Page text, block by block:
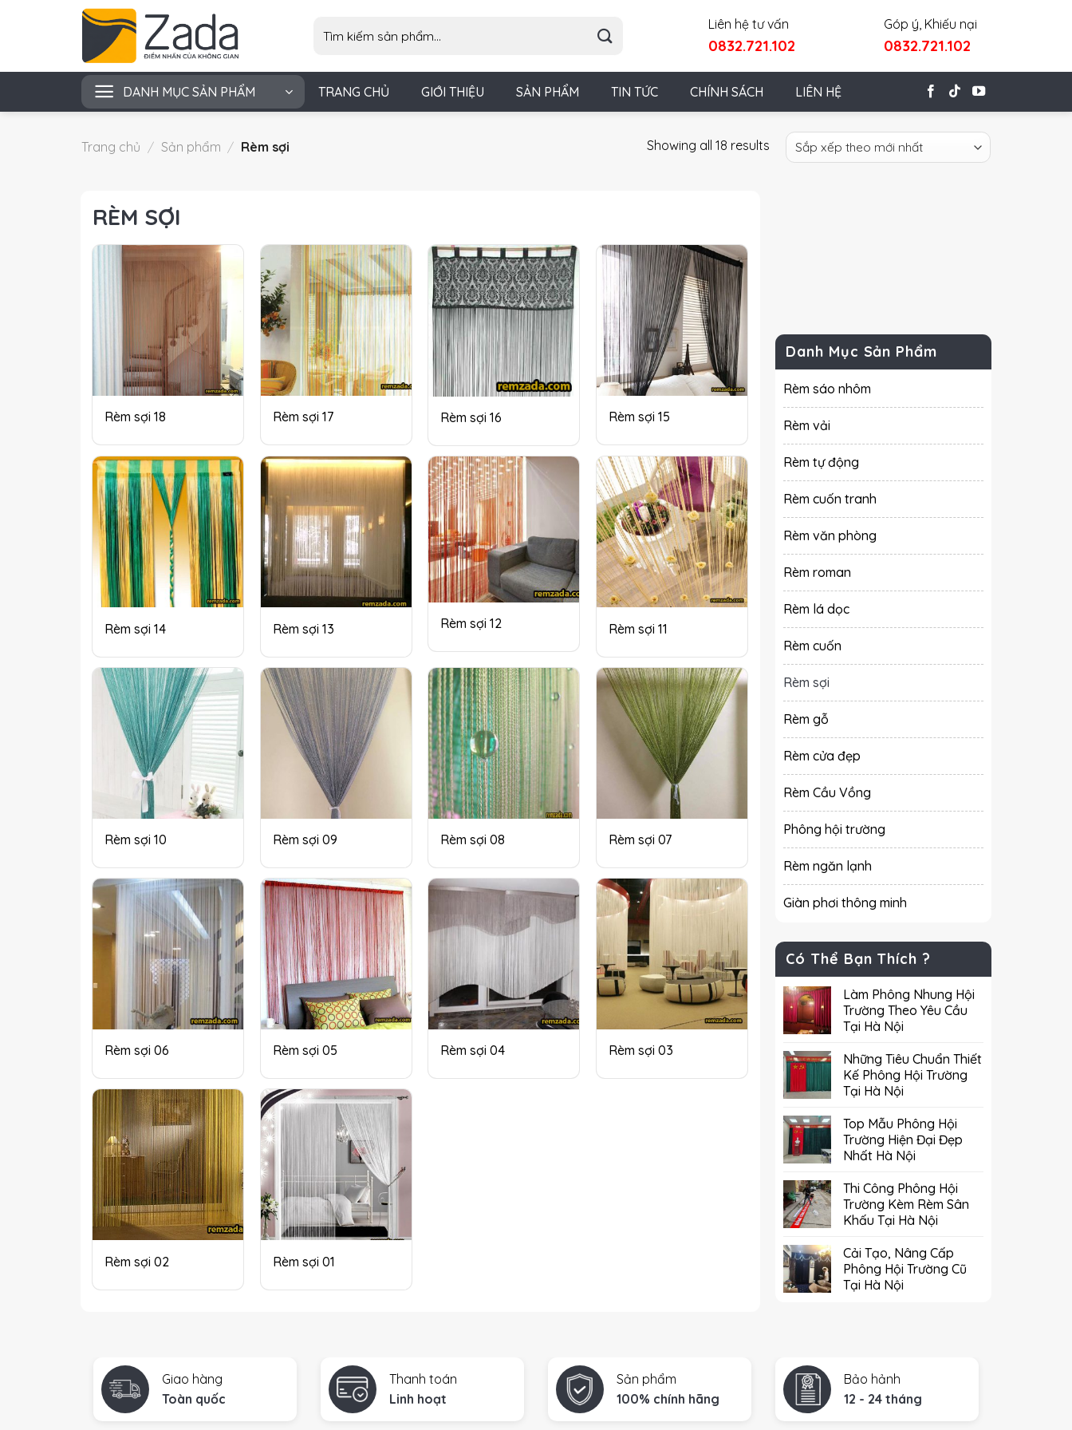
kiếm:
Liên hệ tư vấn
0832.721.102
Góp ý, Khiếu nại
0832.721.102
DANH MỤC SẢN PHẨM TRANG CHỦ GIỚI THIỆU SẢN PHẨM TIN TỨC CHÍNH SÁCH LIÊN HỆ
Trang chủ / Sản phẩm / Rèm sợi Showing all 18 results
RÈM SỢI
Rèm sợi 18 Rèm sợi 17 Rèm sợi 16 Rèm sợi 15
Rèm sợi 14 Rèm sợi 13 Rèm sợi 12 Rèm sợi 11
Rèm sợi 10 Rèm sợi 09 Rèm sợi 08 Rèm sợi 07
Rèm sợi 06 Rèm sợi 05 Rèm sợi 04 Rèm sợi 03
Rèm sợi 02 Rèm sợi 01
Danh Mục Sản Phẩm
Rèm sáo nhôm
Rèm vải
Rèm tự động
Rèm cuốn tranh
Rèm văn phòng
Rèm roman
Rèm lá dọc
Rèm cuốn
Rèm sợi
Rèm gỗ
Rèm cửa đẹp
Rèm Cầu Vồng
Phông hội trường
Rèm ngăn lạnh
Giàn phơi thông minh
Có Thể Bạn Thích ?
Làm Phông Nhung Hội
Trường Theo Yêu Cầu
Tại Hà Nội
Những Tiêu Chuẩn Thiết
Kế Phông Hội Trường
Tại Hà Nội
Top Mẫu Phông Hội
Trường Hiện Đại Đẹp
Nhất Hà Nội
Thi Công Phông Hội
Trường Kèm Rèm Sân
Khấu Tại Hà Nội
Cải Tạo, Nâng Cấp
Phông Hội Trường Cũ
Tại Hà Nội
Giao hàng
Toàn quốc
Thanh toán
Linh hoạt
Sản phẩm
100% chính hãng
Bảo hảnh
12 - 24 tháng